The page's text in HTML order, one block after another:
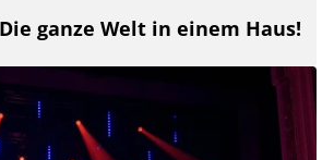
ganze Welt in einem Haus!